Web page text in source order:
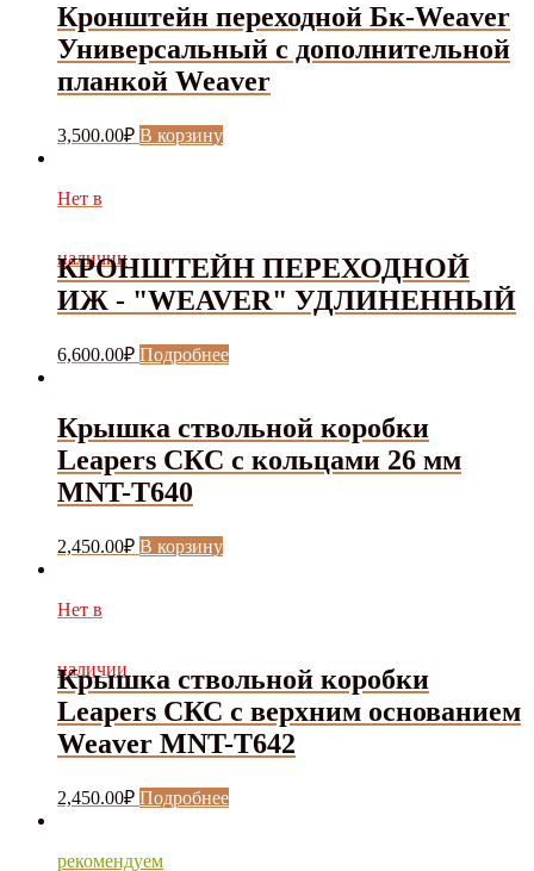
Кронштейн переходной Бк-Weaver
Универсальный с дополнительной
планкой Weaver
3,500.00₽ В корзину
Нет в
наличии
КРОНШТЕЙН ПЕРЕХОДНОЙ
ИЖ - "WEAVER" УДЛИНЕННЫЙ
6,600.00₽ Подробнее
Крышка ствольной коробки
Leapers СКC с кольцами 26 мм
MNT-T640
2,450.00₽ В корзину
Нет в
наличии
Крышка ствольной коробки
Leapers СКС с верхним основанием
Weaver MNT-T642
2,450.00₽ Подробнее
рекомендуем